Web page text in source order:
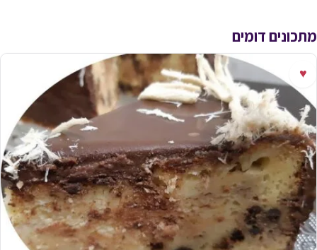
מתכונים דומים
♥